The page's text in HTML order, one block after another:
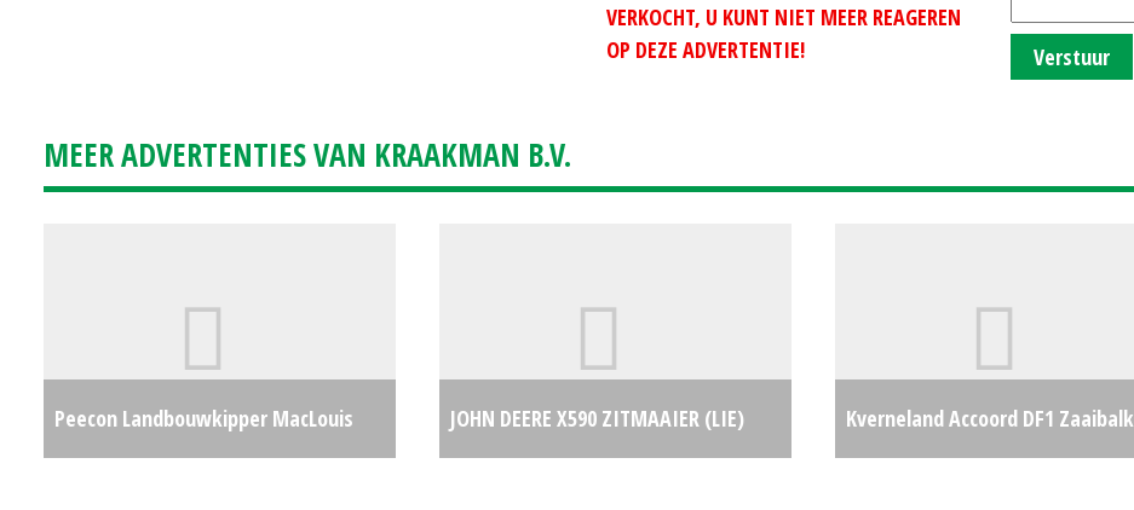
VERKOCHT, U KUNT NIET MEER REAGEREN
OP DEZE ADVERTENTIE!
Verstuur
MEER ADVERTENTIES VAN KRAAKMAN B.V.
Peecon Landbouwkipper MacLouis
JOHN DEERE X590 ZITMAAIER (LIE)
Kverneland Accoord DF1 Zaaibalk